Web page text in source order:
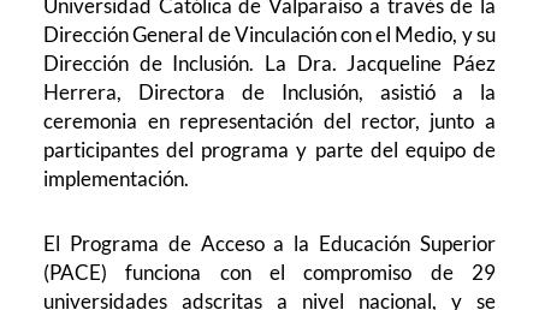
Universidad Católica de Valparaíso a través de la
Dirección General de Vinculación con el Medio, y su
Dirección de Inclusión. La Dra. Jacqueline Páez
Herrera, Directora de Inclusión, asistió a la
ceremonia en representación del rector, junto a
participantes del programa y parte del equipo de
implementación.
El Programa de Acceso a la Educación Superior
(PACE) funciona con el compromiso de 29
universidades adscritas a nivel nacional, y se